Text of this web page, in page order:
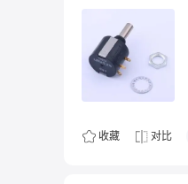
收藏 对比